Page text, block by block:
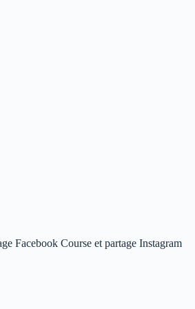
Facebook Course et partage Instagram